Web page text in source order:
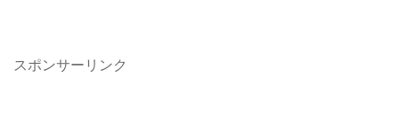
スポンサーリンク